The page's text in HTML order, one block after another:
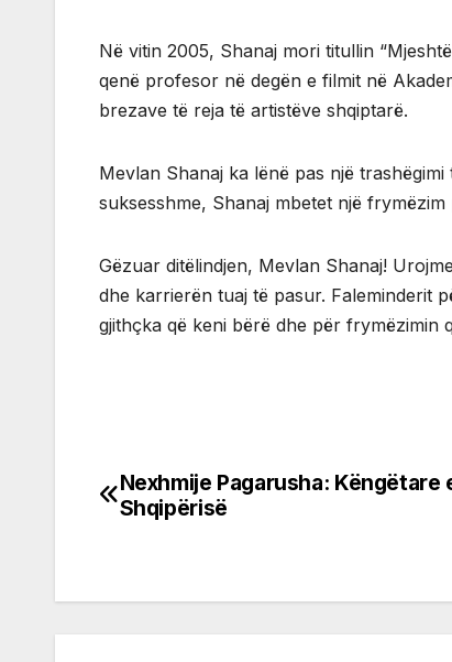
Në vitin 2005, Shanaj mori titullin
qenë profesor në degën e filmit në
brezave të reja të artistëve shqiptarë.
Mevlan Shanaj ka lënë pas një
suksesshme, Shanaj mbetet një
Gëzuar ditëlindjen, Mevlan Shanaj!
dhe karrierën tuaj të pasur. Faleminderit
gjithçka që keni bërë dhe për frymëzimin
Post
Nexhmije Pagarusha: Këngëtare
Shqipërisë